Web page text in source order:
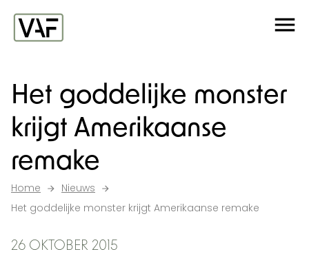
Ga verder naar de inhoud
Het goddelijke monster
krijgt Amerikaanse
remake
Home
Nieuws
Het goddelijke monster krijgt Amerikaanse remake
26 OKTOBER 2015